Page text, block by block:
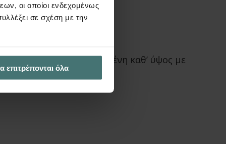
οι οποίοι ενδεχομένως
σε σχέση με την
επιτρέπονται όλα
τροποποιηθεί σε κεκλιμένη καθ’ ύψος με